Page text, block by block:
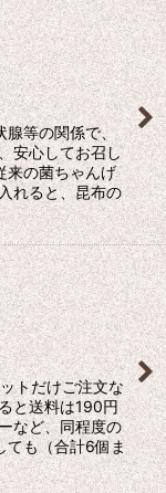
腺等の関係で、
安心してお召し
来の菌ちゃんげ
れると、昆布の
トだけご注文な
と送料は190円
など、同程度の
ても（合計6個ま